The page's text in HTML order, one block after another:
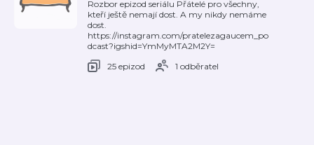
Rozbor epizod seriálu Přátelé pro všechny,
kteří ještě nemají dost. A my nikdy nemáme
dost.
https://instagram.com/pratelezagaucem_po
dcast?igshid=YmMyMTA2M2Y=
25 epizod
1 odběratel